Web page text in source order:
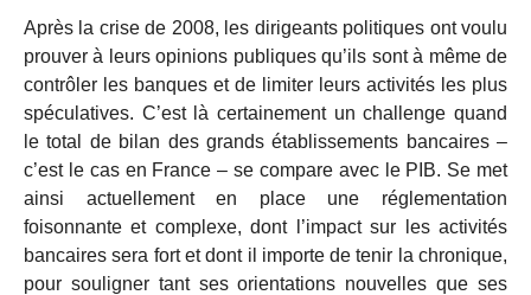
Après la crise de 2008, les dirigeants politiques ont voulu
prouver à leurs opinions publiques qu’ils sont à même de
contrôler les banques et de limiter leurs activités les plus
spéculatives. C’est là certainement un challenge quand
le total de bilan des grands établissements bancaires –
c’est le cas en France – se compare avec le PIB. Se met
ainsi actuellement en place une réglementation
foisonnante et complexe, dont l’impact sur les activités
bancaires sera fort et dont il importe de tenir la chronique,
pour souligner tant ses orientations nouvelles que ses